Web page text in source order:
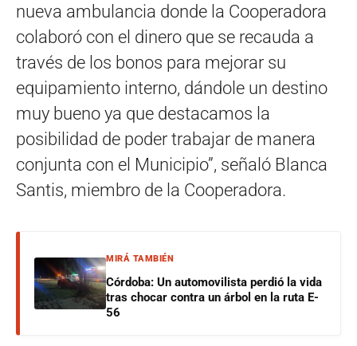
nueva ambulancia donde la Cooperadora
colaboró con el dinero que se recauda a
través de los bonos para mejorar su
equipamiento interno, dándole un destino
muy bueno ya que destacamos la
posibilidad de poder trabajar de manera
conjunta con el Municipio”, señaló Blanca
Santis, miembro de la Cooperadora.
MIRÁ TAMBIÉN
Córdoba: Un automovilista perdió la vida
tras chocar contra un árbol en la ruta E-
56